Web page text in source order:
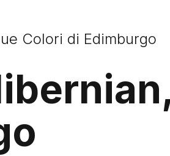
Colori di Edimburgo